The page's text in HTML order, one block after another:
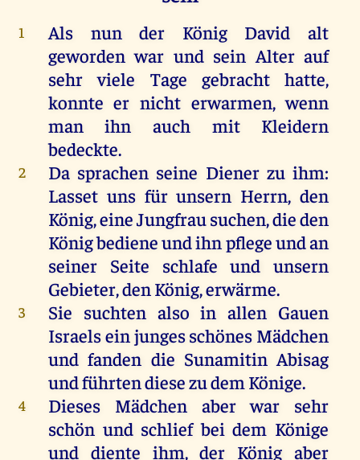
1
Als nun der König David alt
geworden war und sein Alter auf
sehr viele Tage gebracht hatte,
konnte er nicht erwarmen, wenn
man ihn auch mit Kleidern
bedeckte.
2
Da sprachen seine Diener zu ihm:
Lasset uns für unsern Herrn, den
König, eine Jungfrau suchen, die den
König bediene und ihn pflege und an
seiner Seite schlafe und unsern
Gebieter, den König, erwärme.
3
Sie suchten also in allen Gauen
Israels ein junges schönes Mädchen
und fanden die Sunamitin Abisag
und führten diese zu dem Könige.
4
Dieses Mädchen aber war sehr
schön und schlief bei dem Könige
und diente ihm, der König aber